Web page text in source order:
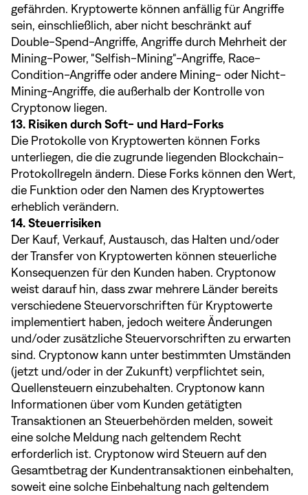
gefährden. Kryptowerte können anfällig für Angriffe
sein, einschließlich, aber nicht beschränkt auf
Double-Spend-Angriffe, Angriffe durch Mehrheit der
Mining-Power, "Selfish-Mining"-Angriffe, Race-
Condition-Angriffe oder andere Mining- oder Nicht-
Mining-Angriffe, die außerhalb der Kontrolle von
Cryptonow liegen.
13. Risiken durch Soft- und Hard-Forks
Die Protokolle von Kryptowerten können Forks
unterliegen, die die zugrunde liegenden Blockchain-
Protokollregeln ändern. Diese Forks können den Wert,
die Funktion oder den Namen des Kryptowertes
erheblich verändern.
14. Steuerrisiken
Der Kauf, Verkauf, Austausch, das Halten und/oder
der Transfer von Kryptowerten können steuerliche
Konsequenzen für den Kunden haben. Cryptonow
weist darauf hin, dass zwar mehrere Länder bereits
verschiedene Steuervorschriften für Kryptowerte
implementiert haben, jedoch weitere Änderungen
und/oder zusätzliche Steuervorschriften zu erwarten
sind. Cryptonow kann unter bestimmten Umständen
(jetzt und/oder in der Zukunft) verpflichtet sein,
Quellensteuern einzubehalten. Cryptonow kann
Informationen über vom Kunden getätigten
Transaktionen an Steuerbehörden melden, soweit
eine solche Meldung nach geltendem Recht
erforderlich ist. Cryptonow wird Steuern auf den
Gesamtbetrag der Kundentransaktionen einbehalten,
soweit eine solche Einbehaltung nach geltendem